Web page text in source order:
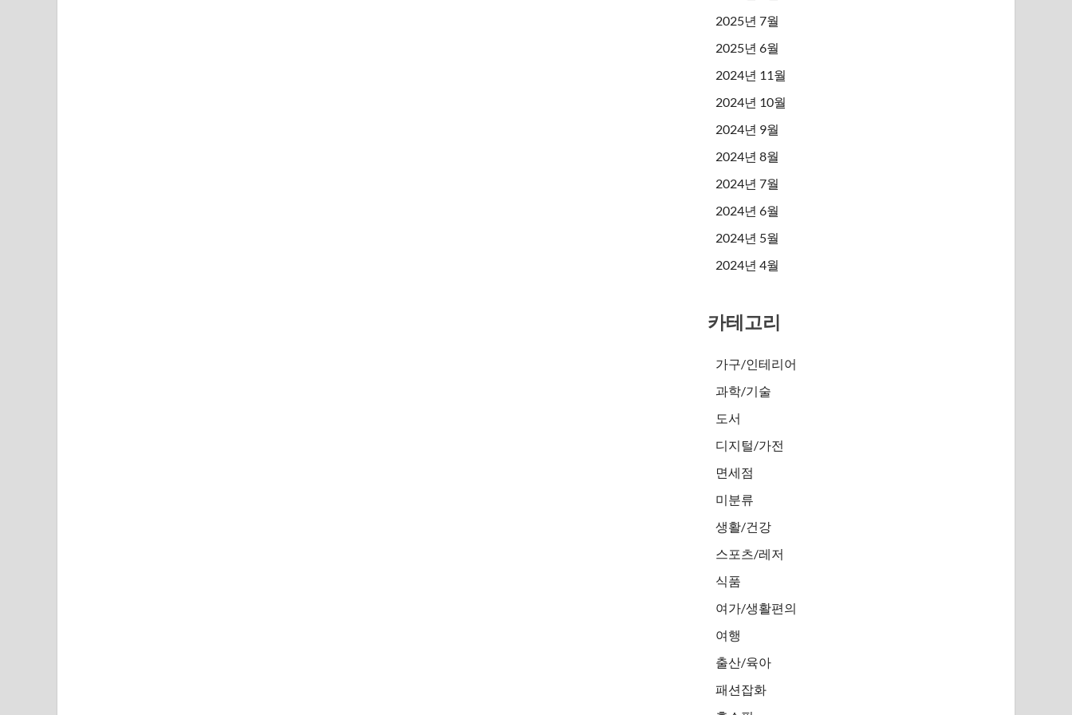
2025년 7월
2025년 6월
2024년 11월
2024년 10월
2024년 9월
2024년 8월
2024년 7월
2024년 6월
2024년 5월
2024년 4월
카테고리
가구/인테리어
과학/기술
도서
디지털/가전
면세점
미분류
생활/건강
스포츠/레저
식품
여가/생활편의
여행
출산/육아
패션잡화